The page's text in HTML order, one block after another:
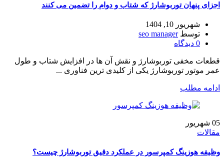
اجزای پنهان توربوشارژ که شتاب و دوام را تضمین می‌ کنند
شهریور 10, 1404
توسط seo manager
0 دیدگاه
قطعات مخفی توربوشارژ و نقش آن ها در افزایش شتاب و طول
عمر موتور توربوشارژ یکی از کلیدی ترین فناوری ...
ادامه مطلب
05 شهریور
مقالات
وظیفه هوزینگ کمپرسور در عملکرد دقیق توربوشارژ چیست؟